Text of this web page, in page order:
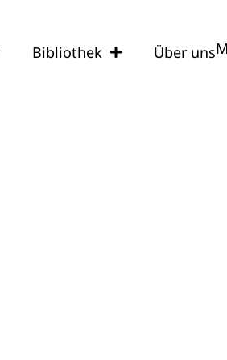
Bibliothek Über uns